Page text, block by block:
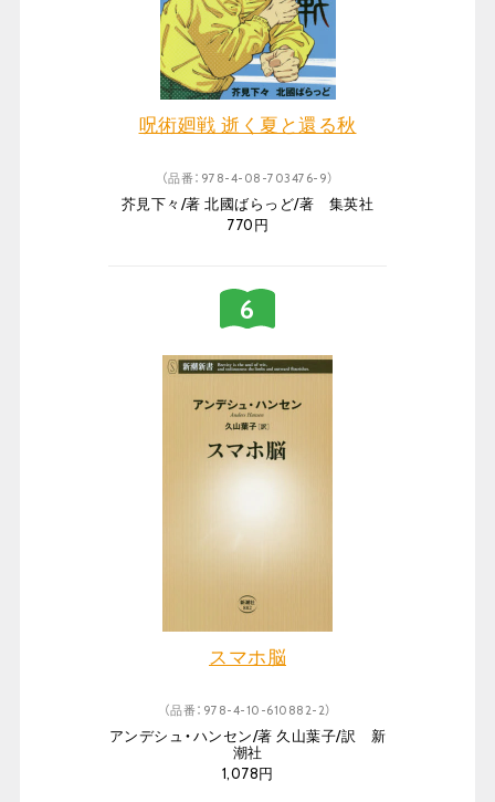
呪術廻戦 逝く夏と還る秋
（品番：978-4-08-703476-9）
芥見下々/著 北國ばらっど/著 集英社
770円
スマホ脳
（品番：978-4-10-610882-2）
アンデシュ・ハンセン/著 久山葉子/訳 新
潮社
1,078円